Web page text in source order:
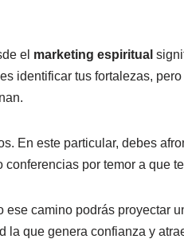
el marketing espiritual
identificar tus fortalezas,
En este particular, debes
por temor a que
ese camino podrás proyectar
la que genera confianza y